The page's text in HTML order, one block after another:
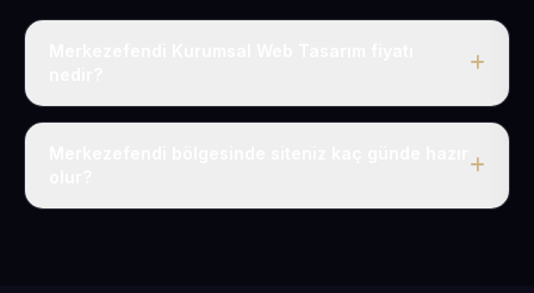
Tek fiyat uygulanır: yıllık 50 USD + KDV. Bu bedele alan